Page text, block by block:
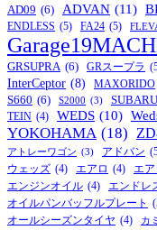
AD09 (6) ADVAN (11)
ENDLESS (5) FA24 (5)
GRSUPRA (6) GRスープラ
InterCeptor (8) MAXORIDO
S660 (6) S2000 (3) SUBARU
TEIN (4) WEDS (10)
YOKOHAMA (18)
アトレーワゴン (3) アドバン
ウェッズ (4) エアロ (4) エア
エンジンオイル (4) エンドレ
オイルパンバッフルプレート
オールシーズンタイヤ (4) カ